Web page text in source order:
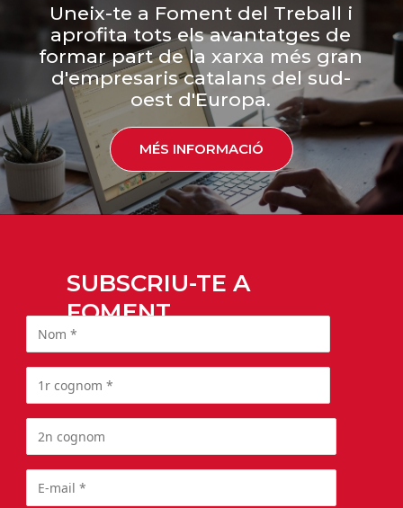
Uneix-te a Foment del Treball i
aprofita tots els avantatges de
formar part de la xarxa més gran
d'empresaris catalans del sud-
oest d'Europa.
MÉS INFORMACIÓ
SUBSCRIU-TE A
FOMENT